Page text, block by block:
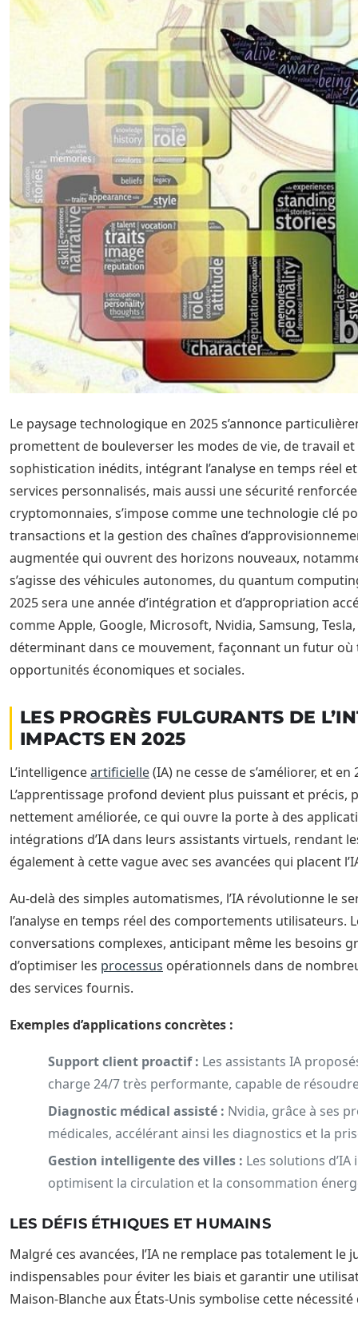
Le paysage technologique en 2025 s’annonce
promettent de bouleverser les modes de vie, de travail
sophistication inédits, intégrant l’analyse en temps réel
services personnalisés, mais aussi une sécurité
cryptomonnaies, s’impose comme une technologie clé
transactions et la gestion des chaînes
augmentée qui ouvrent des horizons nouveaux,
s’agisse des véhicules autonomes, du quantum
2025 sera une année d’intégration et d’appropriation
comme Apple, Google, Microsoft, Nvidia, Samsung,
déterminant dans ce mouvement, façonnant un futur
opportunités économiques et sociales.
LES PROGRÈS FULGURANTS DE
IMPACTS EN 2025
L’intelligenceartificielle(IA) ne cesse de s’améliorer, et
L’apprentissage profond devient plus puissant et
nettement améliorée, ce qui ouvre la porte à des
intégrations d’IA dans leurs assistants virtuels, rendant
également à cette vague avec ses avancées qui placent
Au-delà des simples automatismes, l’IA révolutionne le
l’analyse en temps réel des comportements
conversations complexes, anticipant même les besoins
d’optimiser les processus opérationnels dans de
des services fournis.
Exemples d’applications concrètes :
Support client proactif : Les assistants IA
charge 24/7 très performante, capable de
Diagnostic médical assisté : Nvidia, grâce à ses
médicales, accélérant ainsi les diagnostics et la
Gestion intelligente des villes : Les solutions
optimisent la circulation et la consommation
LES DÉFIS ÉTHIQUES ET HUMAINS
Malgré ces avancées, l’IA ne remplace pas totalement
indispensables pour éviter les biais et garantir une
Maison-Blanche aux États-Unis symbolise cette